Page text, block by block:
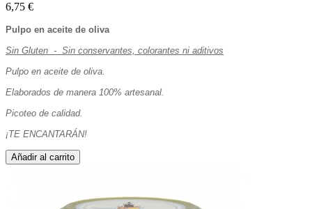
6,75 €
Pulpo en aceite de oliva
Sin Gluten - Sin conservantes, colorantes ni aditivos
Pulpo en aceite de oliva.
Elaborados de manera 100% artesanal.
Picoteo de calidad.
¡TE ENCANTARÁN!
Añadir al carrito